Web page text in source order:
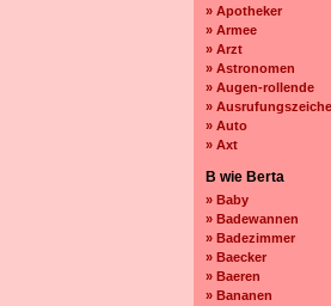
» Apotheker
» Armee
» Arzt
» Astronomen
» Augen-rollende
»
» Auto
» Axt
B wie Berta
» Baby
» Badewannen
» Badezimmer
» Baecker
» Baeren
» Bananen